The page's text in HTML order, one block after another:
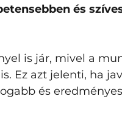
és
is jár, mivel a
Ez azt jelenti, ha
és